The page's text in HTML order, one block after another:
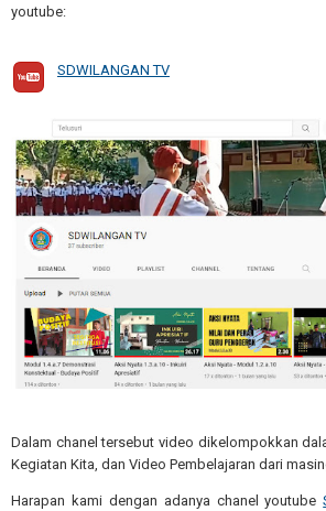
youtube:
SDWILANGAN TV
Dalam chanel tersebut video dikelompokkan
Kegiatan Kita, dan Video Pembelajaran dari
Harapan kami dengan adanya chanel youtube